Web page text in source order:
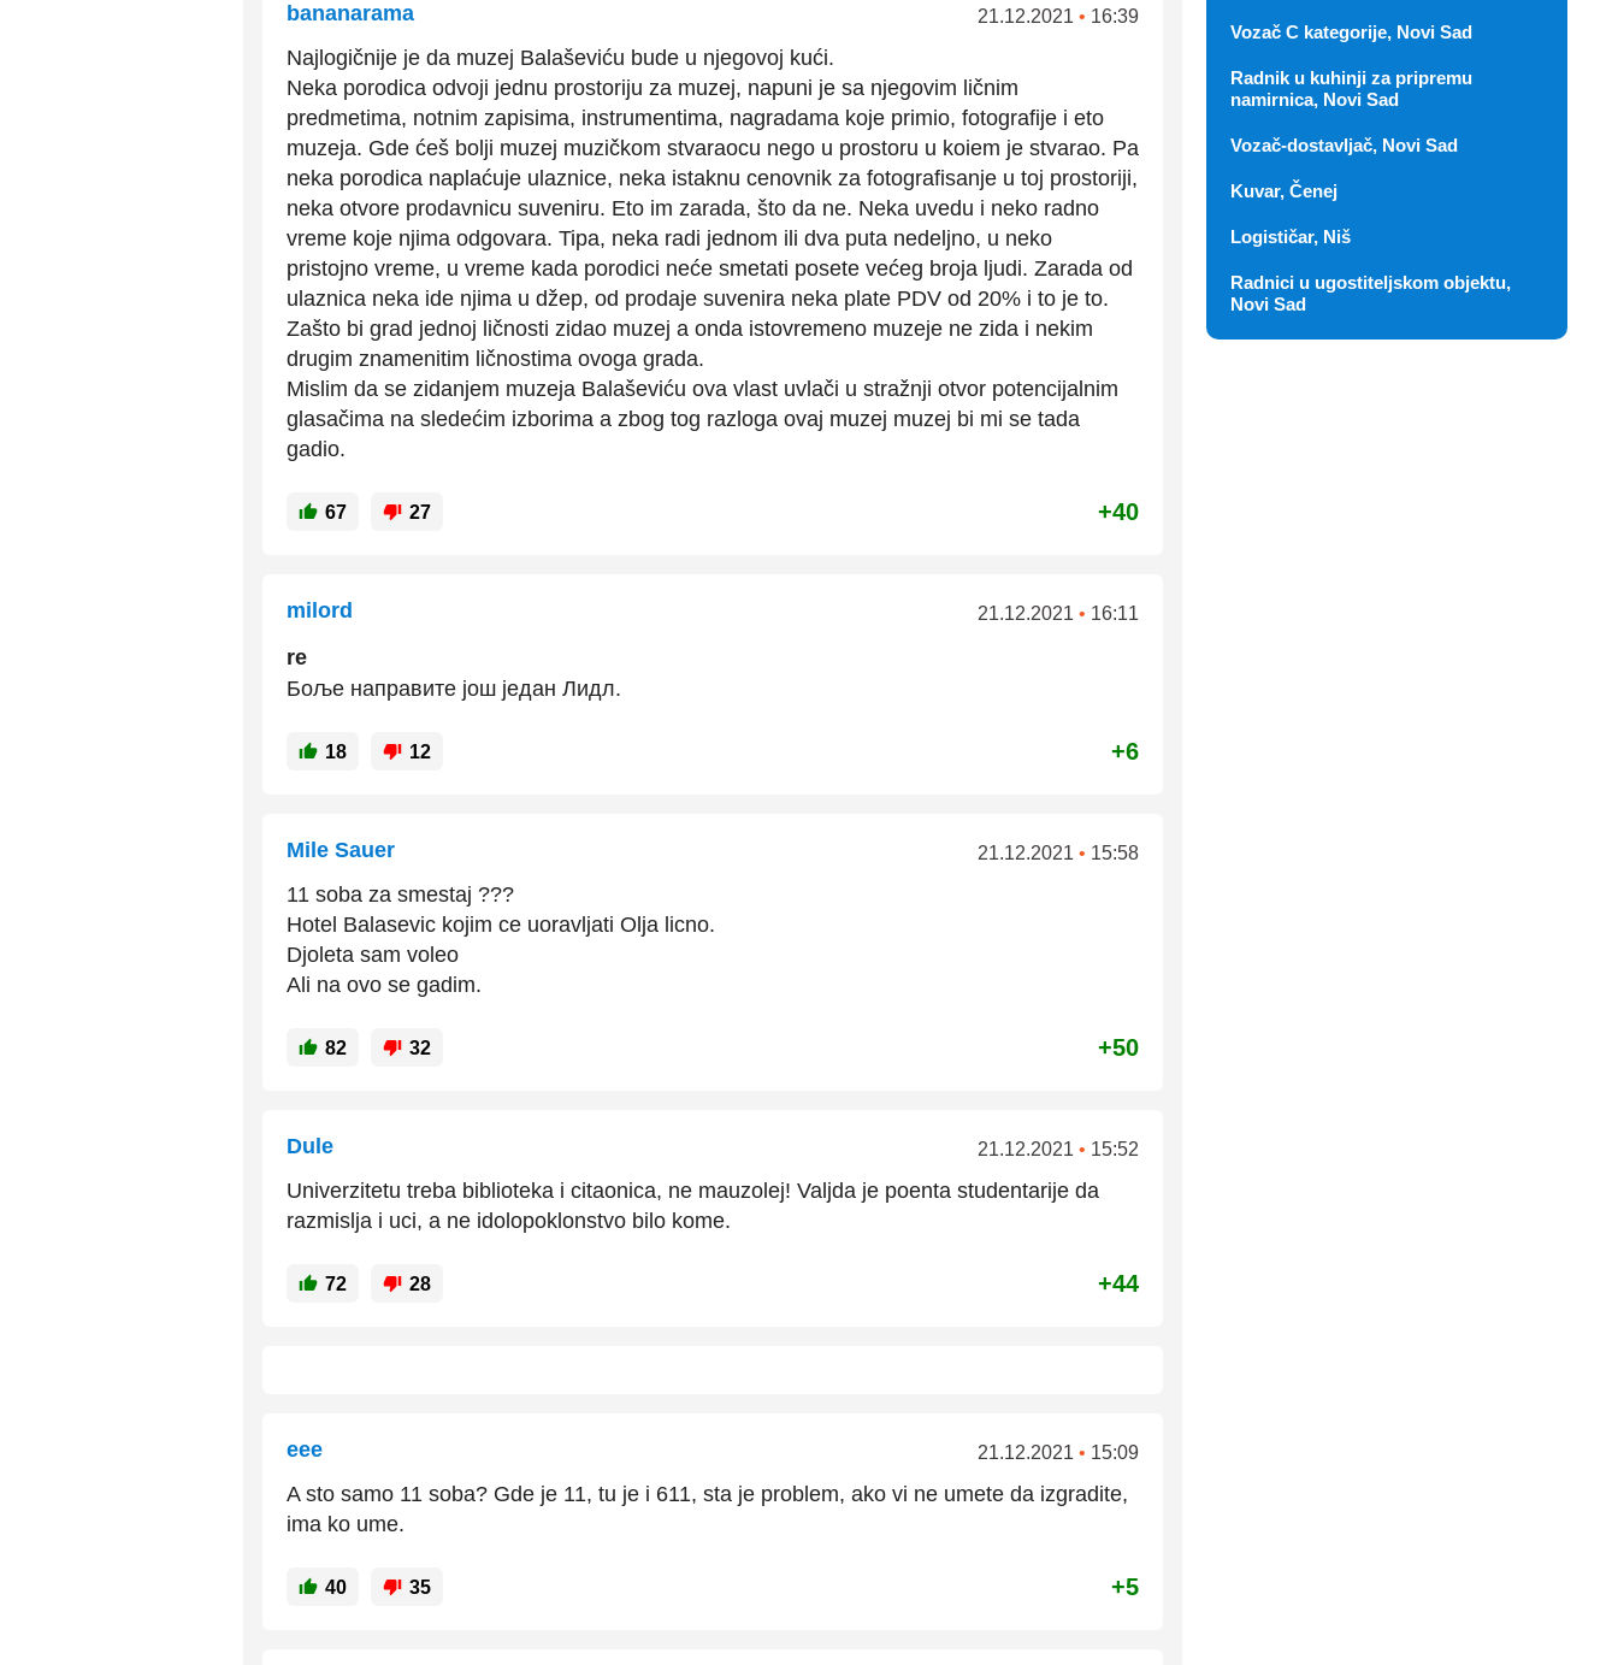
bananarama 21.12.2021 • 16:39
Najlogičnije je da muzej Balaševiću bude u njegovoj kući.
Neka porodica odvoji jednu prostoriju za muzej, napuni je sa njegovim ličnim
predmetima, notnim zapisima, instrumentima, nagradama koje primio, fotografije i eto
muzeja. Gde ćeš bolji muzej muzičkom stvaraocu nego u prostoru u koiem je stvarao. Pa
neka porodica naplaćuje ulaznice, neka istaknu cenovnik za fotografisanje u toj prostoriji,
neka otvore prodavnicu suveniru. Eto im zarada, što da ne. Neka uvedu i neko radno
vreme koje njima odgovara. Tipa, neka radi jednom ili dva puta nedeljno, u neko
pristojno vreme, u vreme kada porodici neće smetati posete većeg broja ljudi. Zarada od
ulaznica neka ide njima u džep, od prodaje suvenira neka plate PDV od 20% i to je to.
Zašto bi grad jednoj ličnosti zidao muzej a onda istovremeno muzeje ne zida i nekim
drugim znamenitim ličnostima ovoga grada.
Mislim da se zidanjem muzeja Balaševiću ova vlast uvlači u stražnji otvor potencijalnim
glasačima na sledećim izborima a zbog tog razloga ovaj muzej muzej bi mi se tada
gadio.
67 27 +40
milord 21.12.2021 • 16:11
re
Боље направите још један Лидл.
18 12 +6
Mile Sauer 21.12.2021 • 15:58
11 soba za smestaj ???
Hotel Balasevic kojim ce uoravljati Olja licno.
Djoleta sam voleo
Ali na ovo se gadim.
82 32 +50
Dule 21.12.2021 • 15:52
Univerzitetu treba biblioteka i citaonica, ne mauzolej! Valjda je poenta studentarije da
razmislja i uci, a ne idolopoklonstvo bilo kome.
72 28 +44
eee 21.12.2021 • 15:09
A sto samo 11 soba? Gde je 11, tu je i 611, sta je problem, ako vi ne umete da izgradite,
ima ko ume.
40 35 +5
Vozač C kategorije, Novi Sad
Radnik u kuhinji za pripremu
namirnica, Novi Sad
Vozač-dostavljač, Novi Sad
Kuvar, Čenej
Logističar, Niš
Radnici u ugostiteljskom objektu,
Novi Sad